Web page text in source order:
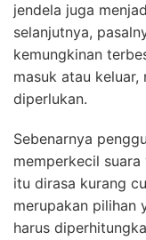
jendela juga
selanjutnya,
kemungkinan
masuk atau
diperlukan.
Sebenarnya
memperkecil
itu dirasa kurang
merupakan pilihan
harus